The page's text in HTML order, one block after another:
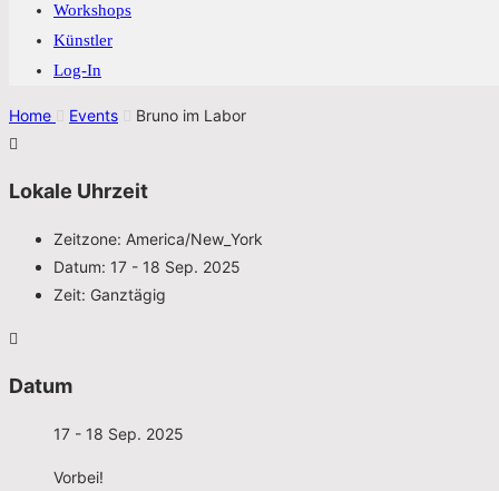
Workshops
Künstler
Log-In
Home Events Bruno im Labor
Lokale Uhrzeit
Zeitzone: America/New_York
Datum: 17 - 18 Sep. 2025
Zeit: Ganztägig
Datum
17 - 18 Sep. 2025
Vorbei!